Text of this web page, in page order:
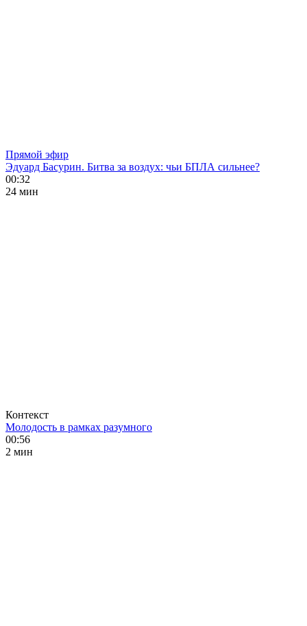
Прямой эфир
Эдуард Басурин. Битва за воздух: чьи БПЛА сильнее?
00:32
24 мин
Контекст
Молодость в рамках разумного
00:56
2 мин